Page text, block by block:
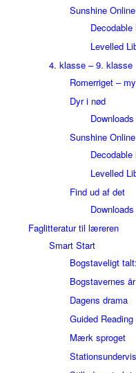
Sunshine Online
Decodable
Levelled
4. klasse – 9. klasse
Romerriget –
Dyr i nød
Downloads
Sunshine Online
Decodable
Levelled
Find ud af det
Downloads
Faglitteratur til læreren
Smart Start
Bogstaveligt
Bogstavernes
Dagens drama
Guided Reading
Mærk sproget